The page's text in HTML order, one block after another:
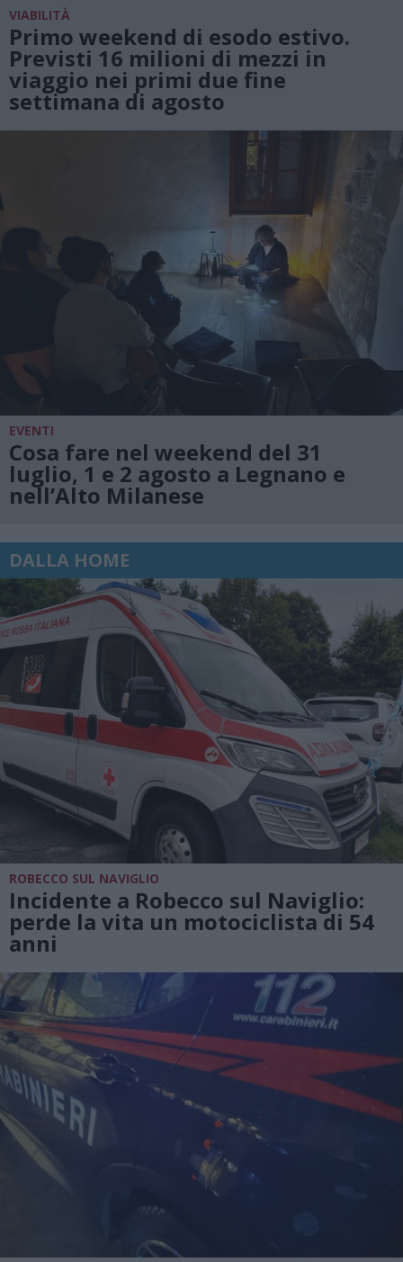
VIABILITÀ
Primo weekend di esodo estivo.
Previsti 16 milioni di mezzi in
viaggio nei primi due fine
settimana di agosto
EVENTI
Cosa fare nel weekend del 31
luglio, 1 e 2 agosto a Legnano e
nell’Alto Milanese
DALLA HOME
ROBECCO SUL NAVIGLIO
Incidente a Robecco sul Naviglio:
perde la vita un motociclista di 54
anni